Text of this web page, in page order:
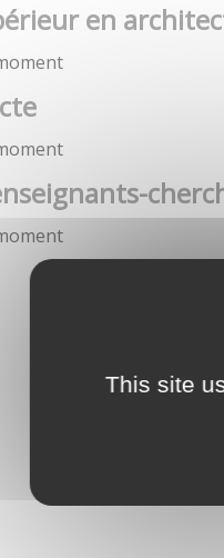
This site
en